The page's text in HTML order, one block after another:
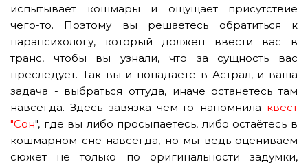
испытывает кошмары и ощущает присутствие
чего-то. Поэтому вы решаетесь обратиться к
парапсихологу, который должен ввести вас в
транс, чтобы вы узнали, что за сущность вас
преследует. Так вы и попадаете в Астрал, и ваша
задача - выбраться оттуда, иначе останетесь там
навсегда. Здесь завязка чем-то напомнила квест
"Сон", где вы либо просыпаетесь, либо остаётесь в
кошмарном сне навсегда, но мы ведь оцениваем
сюжет не только по оригинальности задумки,